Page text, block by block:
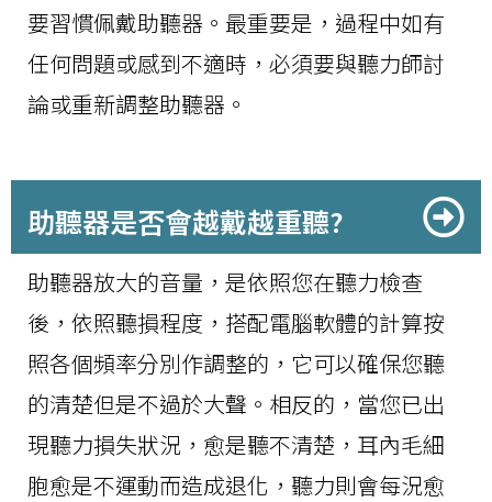
要習慣佩戴助聽器。最重要是，過程中如有
任何問題或感到不適時，必須要與聽力師討
論或重新調整助聽器。
助聽器是否會越戴越重聽?
助聽器放大的音量，是依照您在聽力檢查
後，依照聽損程度，搭配電腦軟體的計算按
照各個頻率分別作調整的，它可以確保您聽
的清楚但是不過於大聲。相反的，當您已出
現聽力損失狀況，愈是聽不清楚，耳內毛細
胞愈是不運動而造成退化，聽力則會每況愈